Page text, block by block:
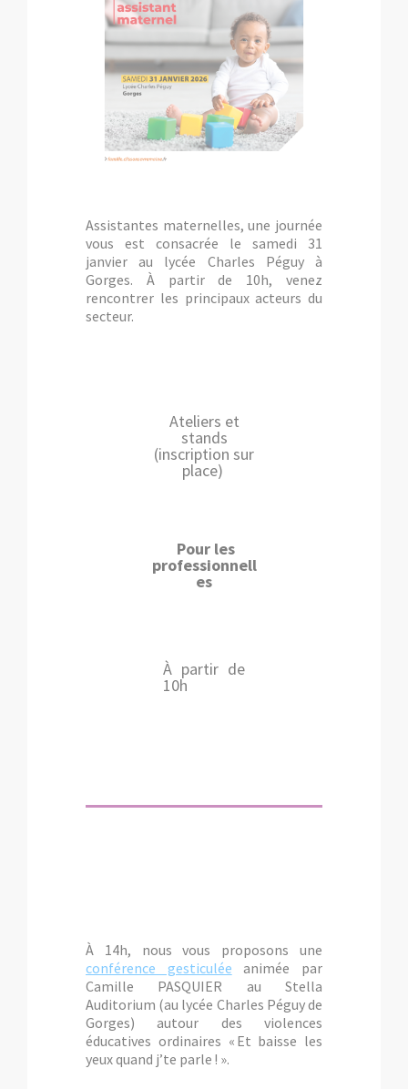
Assistantes maternelles, une journée
vous est consacrée le samedi 31
janvier au lycée Charles Péguy à
Gorges. À partir de 10h, venez
rencontrer les principaux acteurs du
secteur.
Ateliers et
stands
(inscription sur
place)
Pour les
professionnell
es
À partir de
10h
À 14h, nous vous proposons une
conférence gesticulée animée par
Camille PASQUIER au Stella
Auditorium (au lycée Charles Péguy de
Gorges) autour des violences
éducatives ordinaires « Et baisse les
yeux quand j’te parle ! ».